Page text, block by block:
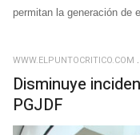
permitan la generación de
WWW.ELPUNTOCRITICO.COM
Disminuye
PGJDF